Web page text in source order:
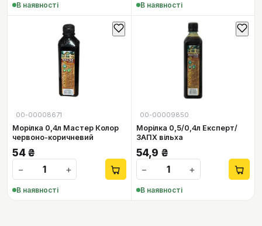
В наявності В наявності
00-00008671
Морілка 0,4л Мастер Колор
червоно-коричневий
54₴
−
+
В наявності
00-00009850
Морілка 0,5/0,4л Експерт/
ЗАПХ вільха
54,9 ₴
−
+
В наявності